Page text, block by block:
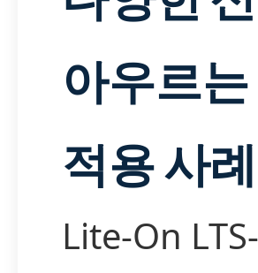
아우르
적용 사례
Lite-On